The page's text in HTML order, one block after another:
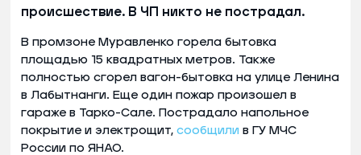
происшествие. В ЧП никто не пострадал.
В промзоне Муравленко горела бытовка
площадью 15 квадратных метров. Также
полностью сгорел вагон-бытовка на улице Ленина
в Лабытнанги. Еще один пожар произошел в
гараже в Тарко-Сале. Пострадало напольное
покрытие и электрощит, сообщили в ГУ МЧС
России по ЯНАО.